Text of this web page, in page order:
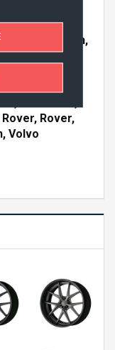
Aston Martin,
BMW,
Honda,
Land
Mitsubishi,
Rover,
Volvo